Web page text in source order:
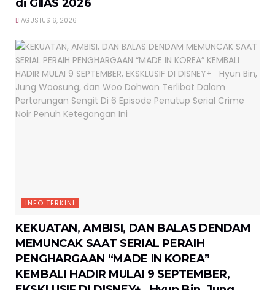
di GIIAS 2026
AGUSTUS 6, 2026
INFO TERKINI
KEKUATAN, AMBISI, DAN BALAS DENDAM
MEMUNCAK SAAT SERIAL PERAIH
PENGHARGAAN “MADE IN KOREA”
KEMBALI HADIR MULAI 9 SEPTEMBER,